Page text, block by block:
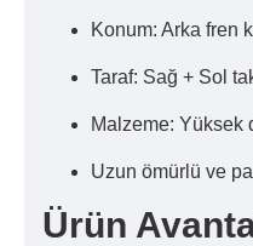
Konum: Arka fren
Taraf: Sağ + Sol
Malzeme: Yüksek
Uzun ömürlü ve
Ürün